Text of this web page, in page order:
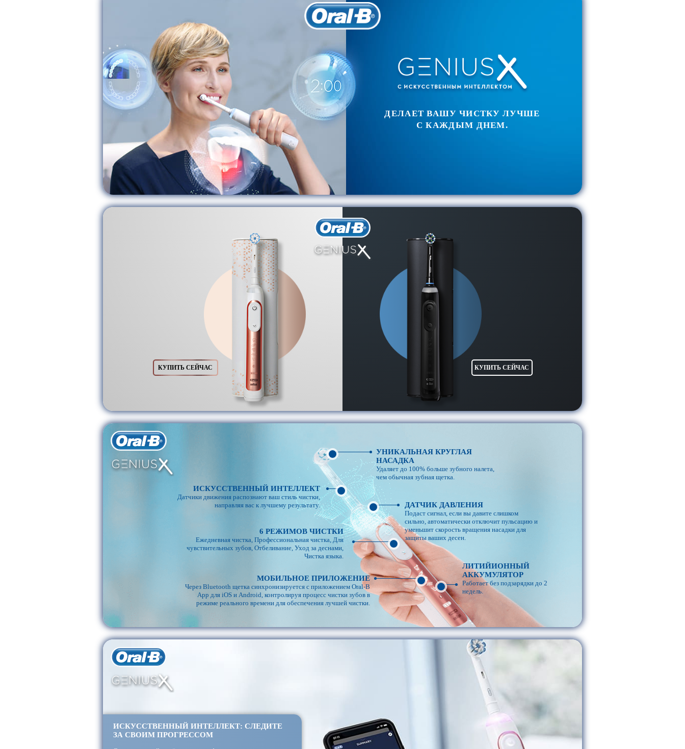
ДЕЛАЕТ ВАШУ ЧИСТКУ ЛУЧШЕ
С КАЖДЫМ ДНЕМ.
КУПИТЬ СЕЙЧАС КУПИТЬ СЕЙЧАС
ИСКУССТВЕННЫЙ ИНТЕЛЛЕКТ
Датчики движения распознают ваш стиль чистки,
направляя вас к лучшему результату.
6 РЕЖИМОВ ЧИСТКИ
Ежедневная чистка, Профессиональная чистка, Для
чувствительных зубов, Отбеливание, Уход за деснами,
Чистка языка.
МОБИЛЬНОЕ ПРИЛОЖЕНИЕ
Через Bluetooth щетка синхронизируется с приложением Oral-B
App для iOS и Android, контролируя процесс чистки зубов в
режиме реального времени для обеспечения лучшей чистки.
УНИКАЛЬНАЯ КРУГЛАЯ
НАСАДКА
Удаляет до 100% больше зубного налета,
чем обычная зубная щетка.
ДАТЧИК ДАВЛЕНИЯ
Подаст сигнал, если вы давите слишком
сильно, автоматически отключит пульсацию и
уменьшит скорость вращения насадки для
защиты ваших десен.
ЛИТИЙИОННЫЙ
АККУМУЛЯТОР
Работает без подзарядки до 2
недель.
ИСКУССТВЕННЫЙ ИНТЕЛЛЕКТ: СЛЕДИТЕ
ЗА СВОИМ ПРОГРЕССОМ